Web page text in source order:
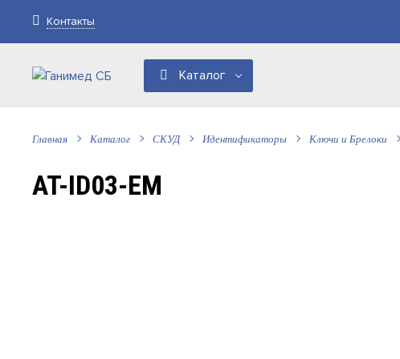
Контакты
Каталог
Главная Каталог СКУД Идентификаторы Ключи и Брелоки
AT-ID03-EM